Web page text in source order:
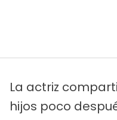
La actriz
hijos poco